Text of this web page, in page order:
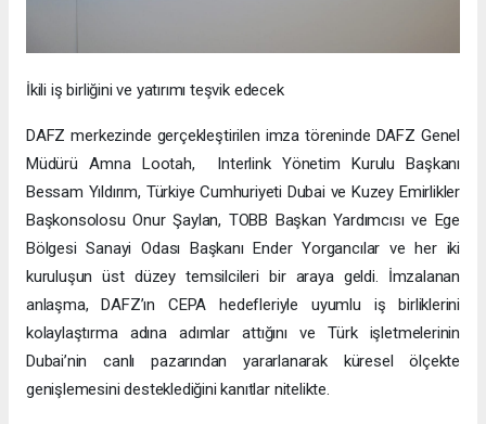
İkili iş birliğini ve yatırımı teşvik edecek
DAFZ merkezinde gerçekleştirilen imza töreninde DAFZ Genel
Müdürü Amna Lootah, Interlink Yönetim Kurulu Başkanı
Bessam Yıldırım, Türkiye Cumhuriyeti Dubai ve Kuzey Emirlikler
Başkonsolosu Onur Şaylan, TOBB Başkan Yardımcısı ve Ege
Bölgesi Sanayi Odası Başkanı Ender Yorgancılar ve her iki
kuruluşun üst düzey temsilcileri bir araya geldi. İmzalanan
anlaşma, DAFZ’ın CEPA hedefleriyle uyumlu iş birliklerini
kolaylaştırma adına adımlar attığını ve Türk işletmelerinin
Dubai’nin canlı pazarından yararlanarak küresel ölçekte
genişlemesini desteklediğini kanıtlar nitelikte.